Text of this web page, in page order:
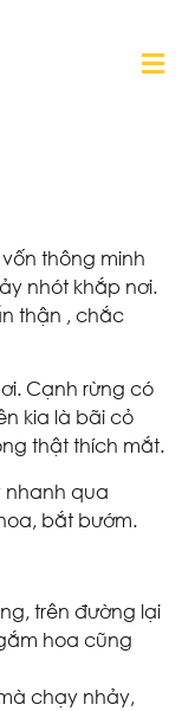
thông minh
nhót khắp nơi.
thận , chắc
Cạnh rừng có
kia là bãi cỏ
thật thích mắt.
nhanh qua
bắt bướm.
trên đường lại
hoa cũng
chạy nhảy,